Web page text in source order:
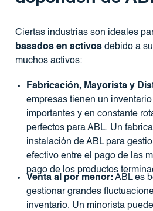
Ciertas industrias son ideales
basados ​​en activosdebido a
muchos activos:
Fabricación, Mayorista y
empresas tienen un
importantes y en constante
perfectos para ABL. Un
instalación de ABL para
efectivo entre el pago de las
pago de los productos
Venta al por menor:ABL es
gestionar grandes
inventario. Un minorista